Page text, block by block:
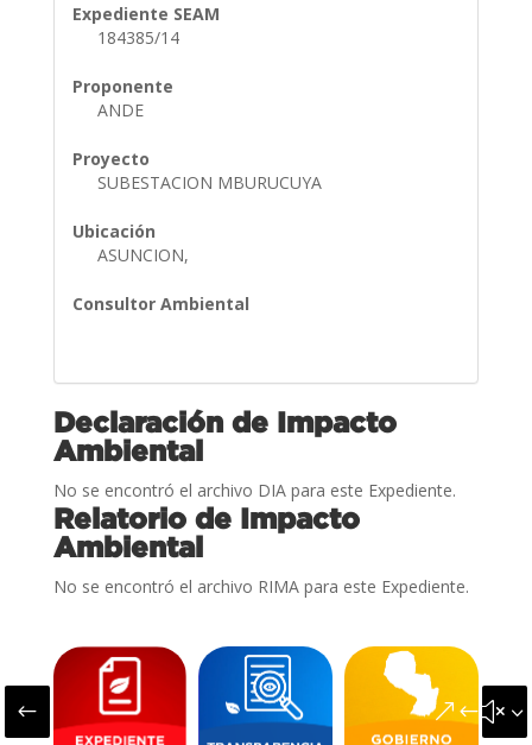
Expediente SEAM
184385/14
Proponente
ANDE
Proyecto
SUBESTACION MBURUCUYA
Ubicación
ASUNCION,
Consultor Ambiental
Declaración de Impacto
Ambiental
No se encontró el archivo DIA para este Expediente.
Relatorio de Impacto
Ambiental
No se encontró el archivo RIMA para este Expediente.
#